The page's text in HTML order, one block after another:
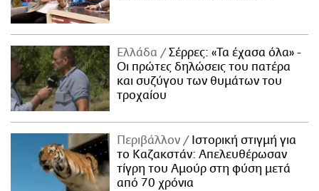
Ελλάδα
Σέρρες: «Τα έχασα όλα» -
Οι πρώτες δηλώσεις του πατέρα
και συζύγου των θυμάτων του
τροχαίου
Περιβάλλον
Ιστορική στιγμή για
το Καζακστάν: Απελευθέρωσαν
τίγρη του Αμούρ στη φύση μετά
από 70 χρόνια